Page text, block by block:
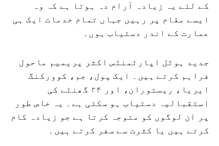
کے لئے یہ زیادہ آرام دہ ہوتا ہے کہ وہ
ایسے مقام پر رہیں جہاں تمام خدمات ایک ہی
عمارت کے اندر دستیاب ہوں۔
جدید ہوٹل اپارٹمنٹس اکثر پریمیم ماحول
فراہم کرتے ہیں۔ ایک پول، جم، کوورکنگ
ایریا، ریستوران، اور ۲۴ گھنٹے کی
استقبالیہ دستیاب ہو سکتی ہے۔ یہ خاص طور
پر ان لوگوں کو متوجہ کرتا ہے جو زیادہ کام
کرتے ہیں یا کثرت سے سفر کرتے ہیں۔